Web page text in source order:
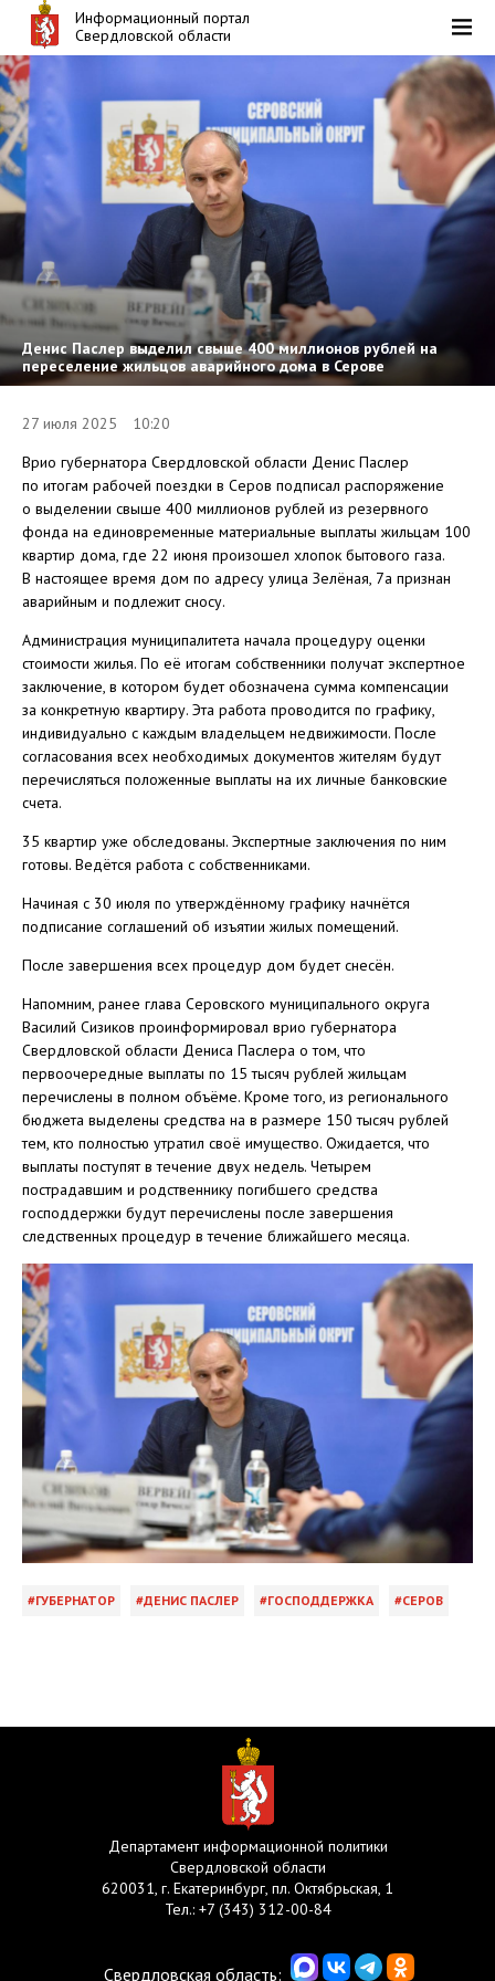
Информационный портал
Свердловской области
Денис Паслер выделил свыше 400 миллионов рублей на
переселение жильцов аварийного дома в Серове
27 июля 2025 10:20
Врио губернатора Свердловской области Денис Паслер
по итогам рабочей поездки в Серов подписал распоряжение
о выделении свыше 400 миллионов рублей из резервного
фонда на единовременные материальные выплаты жильцам 100
квартир дома, где 22 июня произошел хлопок бытового газа.
В настоящее время дом по адресу улица Зелёная, 7а признан
аварийным и подлежит сносу.
Администрация муниципалитета начала процедуру оценки
стоимости жилья. По её итогам собственники получат экспертное
заключение, в котором будет обозначена сумма компенсации
за конкретную квартиру. Эта работа проводится по графику,
индивидуально с каждым владельцем недвижимости. После
согласования всех необходимых документов жителям будут
перечисляться положенные выплаты на их личные банковские
счета.
35 квартир уже обследованы. Экспертные заключения по ним
готовы. Ведётся работа с собственниками.
Начиная с 30 июля по утверждённому графику начнётся
подписание соглашений об изъятии жилых помещений.
После завершения всех процедур дом будет снесён.
Напомним, ранее глава Серовского муниципального округа
Василий Сизиков проинформировал врио губернатора
Свердловской области Дениса Паслера о том, что
первоочередные выплаты по 15 тысяч рублей жильцам
перечислены в полном объёме. Кроме того, из регионального
бюджета выделены средства на в размере 150 тысяч рублей
тем, кто полностью утратил своё имущество. Ожидается, что
выплаты поступят в течение двух недель. Четырем
пострадавшим и родственнику погибшего средства
господдержки будут перечислены после завершения
следственных процедур в течение ближайшего месяца.
ГУБЕРНАТОР ДЕНИС ПАСЛЕР ГОСПОДДЕРЖКА СЕРОВ
Департамент информационной политики
Свердловской области
620031, г. Екатеринбург, пл. Октябрьская, 1
Тел.: +7 (343) 312-00-84
Свердловская область: